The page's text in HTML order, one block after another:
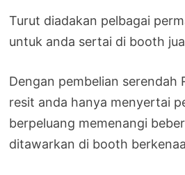
Turut diadakan pelbagai
untuk anda sertai di booth
Dengan pembelian serendah
resit anda hanya menyertai
berpeluang memenangi
ditawarkan di booth